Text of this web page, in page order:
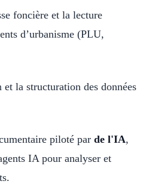
foncière et la lecture
d’urbanisme (PLU,
et la structuration des données
piloté par de l'IA,
IA pour analyser et